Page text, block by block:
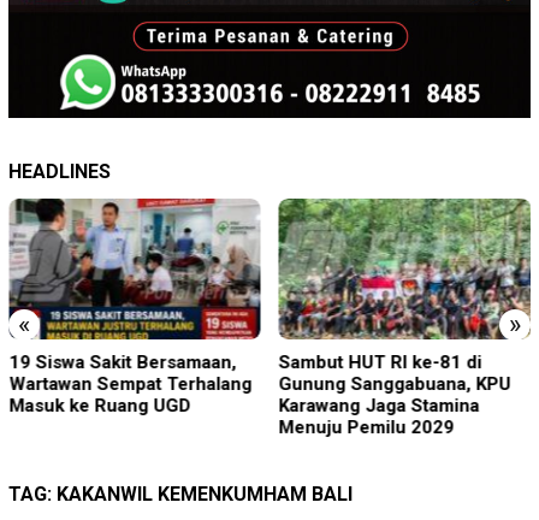
HEADLINES
« »
Sambut HUT RI ke-81 di
Gunung Sanggabuana, KPU
Karawang Jaga Stamina
Perkenalkan Diri Lewat Safari
Jumat, Kapolres Lumajang
Ajak Warga Jaga Kamtibmas
TAG: KAKANWIL KEMENKUMHAM BALI